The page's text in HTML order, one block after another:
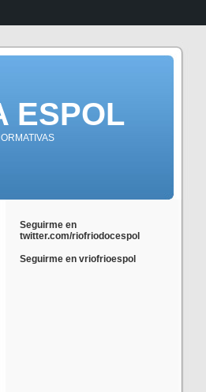
ESPOL
Seguirme en
twitter.com/riofriodocespol
Seguirme en vriofrioespol